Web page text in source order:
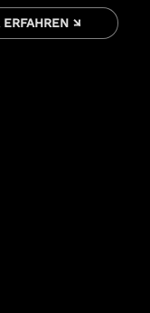
ERFAHREN ↘